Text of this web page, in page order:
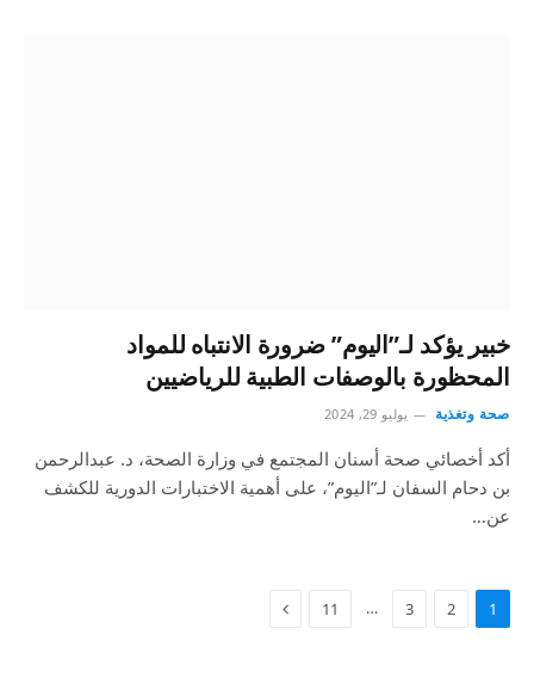
خبير يؤكد لـ”اليوم” ضرورة الانتباه للمواد
المحظورة بالوصفات الطبية للرياضيين
صحة وتغذية يوليو 29, 2024
أكد أخصائي صحة أسنان المجتمع في وزارة الصحة، د. عبدالرحمن
بن دحام السفان لـ”اليوم”، على أهمية الاختبارات الدورية للكشف
عن…
1
2
3
…
11